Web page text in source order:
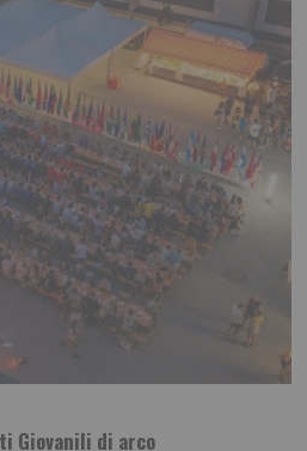
Giovanili di arco